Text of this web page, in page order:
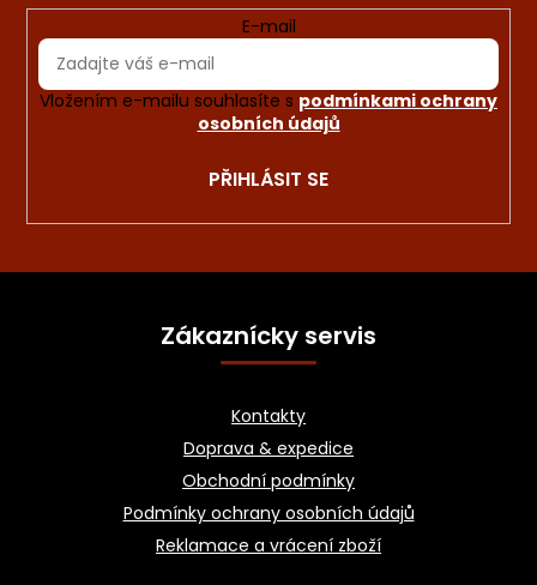
E-mail
Vložením e-mailu souhlasíte s podmínkami ochrany
osobních údajů
PŘIHLÁSIT SE
Zákaznícky servis
Kontakty
Doprava & expedice
Obchodní podmínky
Podmínky ochrany osobních údajů
Reklamace a vrácení zboží